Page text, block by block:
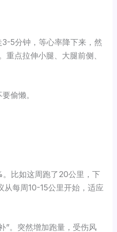
5分钟，等心率降下来，然
重点拉伸小腿、大腿前侧、
偷懒。
比如这周跑了20公里，下
从每周10-15公里开始，适应
”。突然增加跑量，受伤风